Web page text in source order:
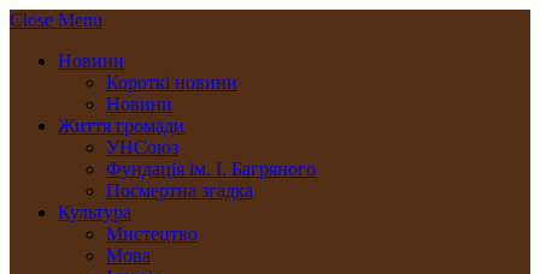
Close Menu
Новини
Короткі новини
Новини
Життя громади
УНСоюз
Фундація ім. І. Багряного
Посмертна згадка
Культура
Мистецтво
Мова